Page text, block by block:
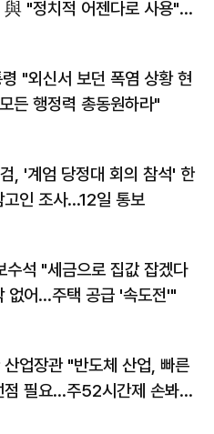
"정치적 어젠다로 사용"
"외신서 보던 폭염 상황 현
든 행정력 총동원하라"
, '계엄 당정대 회의 참석' 한
고인 조사...12일 통보
수석 "세금으로 집값 잡겠다
없어…주택 공급 '속도전'"
산업장관 "반도체 산업, 빠른
점 필요…주52시간제 손봐